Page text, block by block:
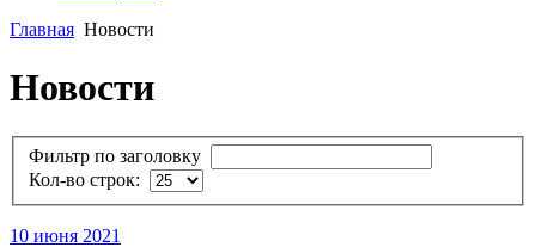
Главная Новости
Новости
Фильтр по заголовку
Кол-во строк:
10 июня 2021